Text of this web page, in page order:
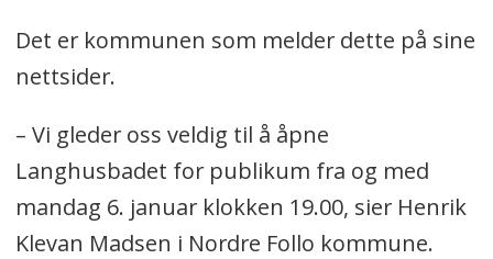
Det er kommunen som melder dette på sine
nettsider.
– Vi gleder oss veldig til å åpne
Langhusbadet for publikum fra og med
mandag 6. januar klokken 19.00, sier Henrik
Klevan Madsen i Nordre Follo kommune.